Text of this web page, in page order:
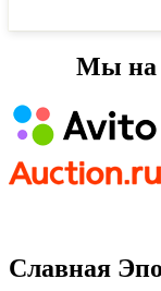
Мы на
Славная